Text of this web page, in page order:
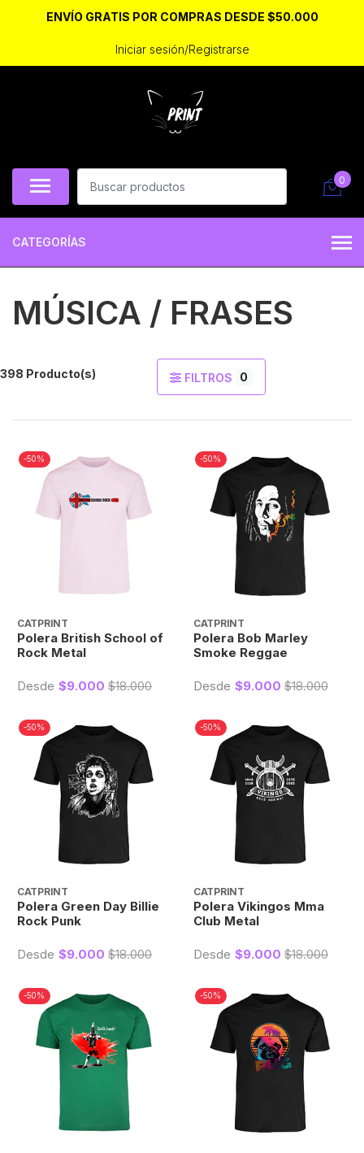
ENVÍO GRATIS POR COMPRAS DESDE $50.000
Iniciar sesión/Registrarse
0
CATEGORÍAS
MÚSICA / FRASES
398 Producto(s) FILTROS 0
-50%
CATPRINT
Polera British School of
Rock Metal
Desde $9.000 $18.000
-50%
CATPRINT
Polera Bob Marley
Smoke Reggae
Desde $9.000 $18.000
-50%
CATPRINT
Polera Green Day Billie
Rock Punk
Desde $9.000 $18.000
-50%
CATPRINT
Polera Vikingos Mma
Club Metal
Desde $9.000 $18.000
-50% -50%